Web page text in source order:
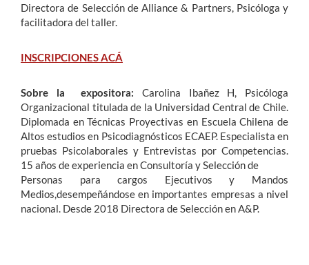
Directora de Selección de Alliance & Partners, Psicóloga y
facilitadora del taller.
INSCRIPCIONES ACÁ
Sobre la expositora: Carolina Ibañez H, Psicóloga
Organizacional titulada de la Universidad Central de Chile.
Diplomada en Técnicas Proyectivas en Escuela Chilena de
Altos estudios en Psicodiagnósticos ECAEP. Especialista en
pruebas Psicolaborales y Entrevistas por Competencias.
15 años de experiencia en Consultoría y Selección de
Personas para cargos Ejecutivos y Mandos
Medios,desempeñándose en importantes empresas a nivel
nacional. Desde 2018 Directora de Selección en A&P.